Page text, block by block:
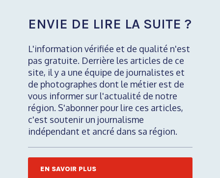
ENVIE DE LIRE LA SUITE ?
L'information vérifiée et de qualité n'est
pas gratuite. Derrière les articles de ce
site, il y a une équipe de journalistes et
de photographes dont le métier est de
vous informer sur l'actualité de notre
région. S'abonner pour lire ces articles,
c'est soutenir un journalisme
indépendant et ancré dans sa région.
EN SAVOIR PLUS